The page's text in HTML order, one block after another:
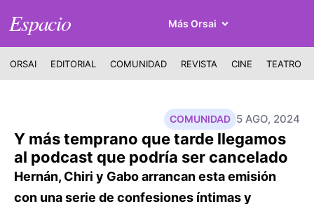
Espacio Más Orsai
ORSAI EDITORIAL COMUNIDAD REVISTA CINE TEATRO
5 AGO, 2024
COMUNIDAD
Y más temprano que tarde llegamos
al podcast que podría ser cancelado
Hernán, Chiri y Gabo arrancan esta emisión
con una serie de confesiones íntimas y